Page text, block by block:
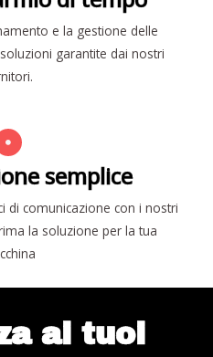
e la gestione delle
garantite dai nostri
semplice
di comunicazione con i nostri
la soluzione per la tua
ai tuoi